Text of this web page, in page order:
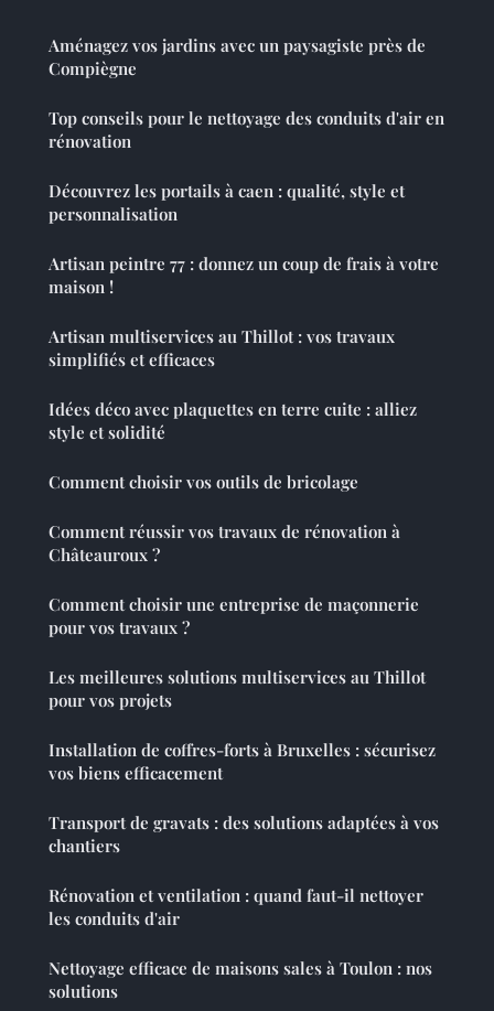
Aménagez vos jardins avec un paysagiste près de
Compiègne
Top conseils pour le nettoyage des conduits d'air en
rénovation
Découvrez les portails à caen : qualité, style et
personnalisation
Artisan peintre 77 : donnez un coup de frais à votre
maison !
Artisan multiservices au Thillot : vos travaux
simplifiés et efficaces
Idées déco avec plaquettes en terre cuite : alliez
style et solidité
Comment choisir vos outils de bricolage
Comment réussir vos travaux de rénovation à
Châteauroux ?
Comment choisir une entreprise de maçonnerie
pour vos travaux ?
Les meilleures solutions multiservices au Thillot
pour vos projets
Installation de coffres-forts à Bruxelles : sécurisez
vos biens efficacement
Transport de gravats : des solutions adaptées à vos
chantiers
Rénovation et ventilation : quand faut-il nettoyer
les conduits d'air
Nettoyage efficace de maisons sales à Toulon : nos
solutions